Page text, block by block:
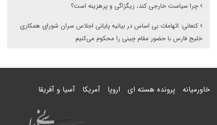
چرا سیاست خارجی کند، زیگزاگی و پرهزینه است؟
کنعانی: اتهامات بی اساس در بیانیه پایانی اجلاس سران شورای همکاری
خلیج فارس با حضور مقام چینی را محکوم می‌کنیم
خاورمیانه پرونده هسته ای اروپا آمریکا آسیا و آفریقا